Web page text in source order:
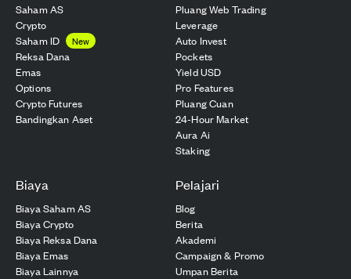
Saham AS
Crypto
Saham ID
New
Reksa Dana
Emas
Options
Crypto Futures
Bandingkan Aset
Pluang Web Trading
Leverage
Auto Invest
Pockets
Yield USD
Pro Features
Pluang Cuan
24-Hour Market
Aura Ai
Staking
Biaya
Biaya Saham AS
Biaya Crypto
Biaya Reksa Dana
Biaya Emas
Biaya Lainnya
Pelajari
Blog
Berita
Akademi
Campaign & Promo
Umpan Berita